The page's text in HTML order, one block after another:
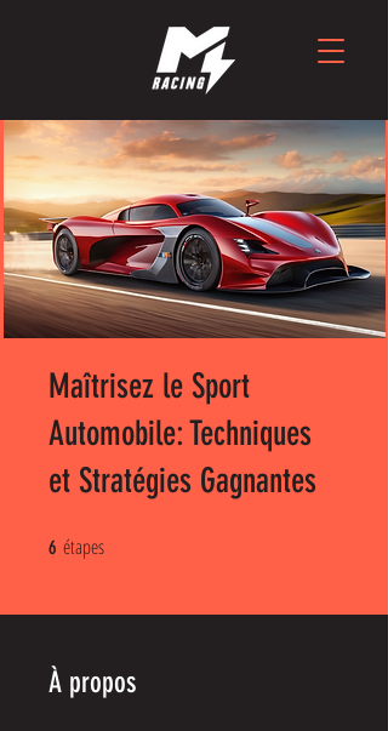
Maîtrisez le Sport
Automobile: Techniques
et Stratégies Gagnantes
6 étapes
À propos